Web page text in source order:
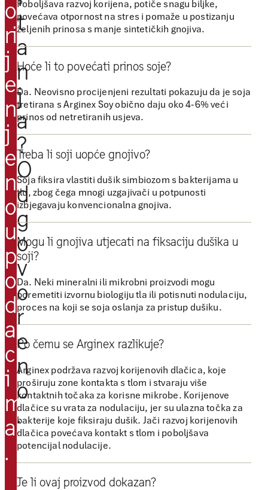
o
ri
j
e
n
j
e
n
o
u
p
o
d
a
c
i
m
a
.
i
n
e
x
S
o
y
p
r
u
ž
a
n
a
m
p
r
i
l
i
k
u
d
a
p
o
d
r
ž
t
a
n
j
a
?
O
d
g
o
v
o
r
e
n
o
.
Poboljšava razvoj korijena, potiče snagu biljke,
povećava otpornost na stres i pomaže u postizanju
željenih prinosa s manje sintetičkih gnojiva.
Hoće li to povećati prinos soje?
Da. Neovisno procijenjeni rezultati pokazuju da je soja
tretirana s Arginex Soy obično daju oko 4-6% veći
prinos od netretiranih usjeva.
Treba li soji uopće gnojivo?
Soja fiksira vlastiti dušik simbiozom s bakterijama u
tlu, zbog čega mnogi uzgajivači u potpunosti
izbjegavaju konvencionalna gnojiva.
Mogu li gnojiva utjecati na fiksaciju dušika u
soji?
Da. Neki mineralni ili mikrobni proizvodi mogu
poremetiti izvornu biologiju tla ili potisnuti nodulaciju,
proces na koji se soja oslanja za pristup dušiku.
Po čemu se Arginex razlikuje?
Arginex podržava razvoj korijenovih dlačica, koje
proširuju zone kontakta s tlom i stvaraju više
kontaktnih točaka za korisne mikrobe. Korijenove
dlačice su vrata za nodulaciju, jer su ulazna točka za
bakterije koje fiksiraju dušik. Jači razvoj korijenovih
dlačica povećava kontakt s tlom i poboljšava
potencijal nodulacije.
Je li ovaj proizvod dokazan?